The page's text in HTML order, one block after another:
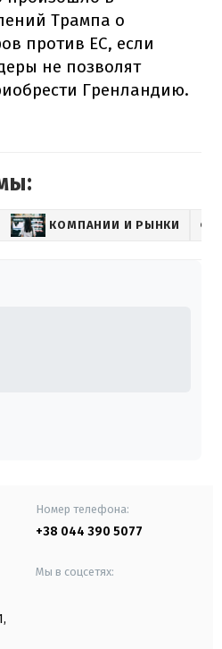
Трампа о
против ЕС, если
не позволят
Гренландию.
КОМПАНИИ И РЫНКИ
Номер телефона:
+38 044 390 5077
Мы в соцсетях: